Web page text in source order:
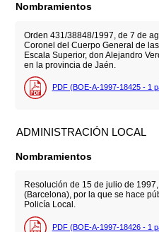
Nombramientos
Orden 431/38848/1997, de 7 de
Coronel del Cuerpo General de
Escala Superior, don Alejandro
en la provincia de Jaén.
PDF (BOE-A-1997-18425 - 1
ADMINISTRACIÓN LOCAL
Nombramientos
Resolución de 15 de julio de
(Barcelona), por la que se hace
Policía Local.
PDF (BOE-A-1997-18426 - 1